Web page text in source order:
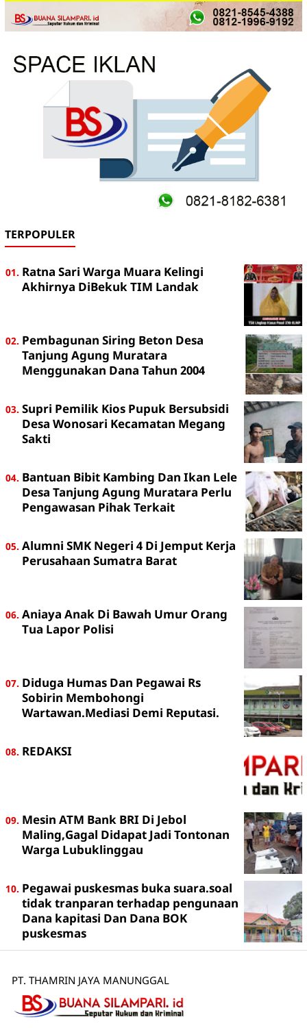
TERPOPULER
Ratna Sari Warga Muara Kelingi
Akhirnya DiBekuk TIM Landak
Pembagunan Siring Beton Desa
Tanjung Agung Muratara
Menggunakan Dana Tahun 2004
Supri Pemilik Kios Pupuk Bersubsidi
Desa Wonosari Kecamatan Megang
Sakti
Bantuan Bibit Kambing Dan Ikan Lele
Desa Tanjung Agung Muratara Perlu
Pengawasan Pihak Terkait
Alumni SMK Negeri 4 Di Jemput Kerja
Perusahaan Sumatra Barat
Aniaya Anak Di Bawah Umur Orang
Tua Lapor Polisi
Diduga Humas Dan Pegawai Rs
Sobirin Membohongi
Wartawan.Mediasi Demi Reputasi.
REDAKSI
Mesin ATM Bank BRI Di Jebol
Maling,Gagal Didapat Jadi Tontonan
Warga Lubuklinggau
Pegawai puskesmas buka suara.soal
tidak tranparan terhadap pengunaan
Dana kapitasi Dan Dana BOK
puskesmas
PT. THAMRIN JAYA MANUNGGAL